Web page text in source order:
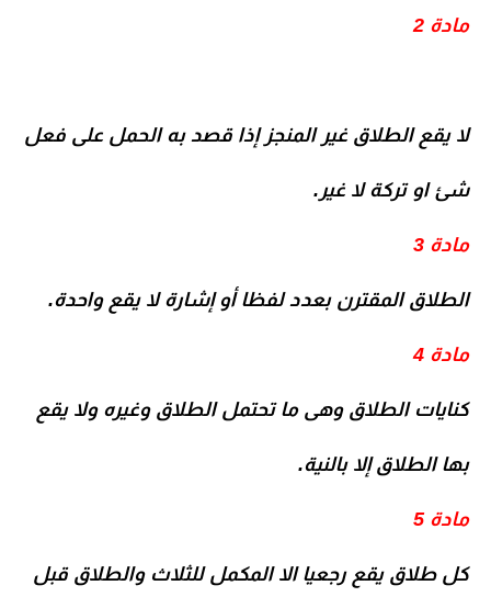
مادة 2
لا يقع الطلاق غير المنجز إذا قصد به الحمل على فعل
شئ او تركة لا غير.
مادة 3
الطلاق المقترن بعدد لفظا أو إشارة لا يقع واحدة.
مادة 4
كنايات الطلاق وهى ما تحتمل الطلاق وغيره ولا يقع
بها الطلاق إلا بالنية.
مادة 5
كل طلاق يقع رجعيا الا المكمل للثلاث والطلاق قبل